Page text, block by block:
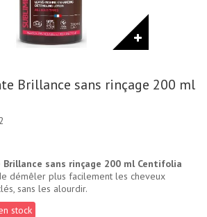
Brillance sans rinçage 200 ml
sans rinçage 200 ml Centifolia
démêler plus facilement les cheveux
sans les alourdir.
stock